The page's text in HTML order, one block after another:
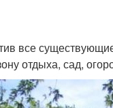
все
отдыха, сад,